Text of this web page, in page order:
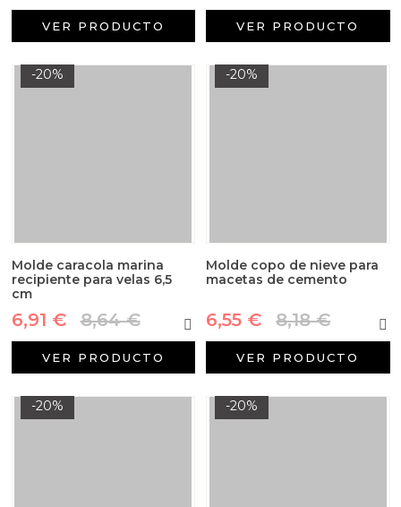
VER PRODUCTO VER PRODUCTO
-20%
Molde caracola marina
recipiente para velas 6,5
cm
6,91 € 8,64 €
VER PRODUCTO
-20%
Molde copo de nieve para
macetas de cemento
6,55 € 8,18 €
VER PRODUCTO
-20% -20%